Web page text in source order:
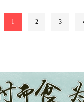
1 2 3